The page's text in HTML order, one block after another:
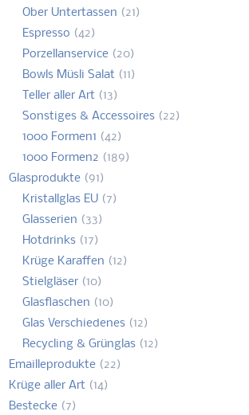
Ober Untertassen (21)
Espresso (42)
Porzellanservice (20)
Bowls Müsli Salat (11)
Teller aller Art (13)
Sonstiges & Accessoires (22)
1000 Formen1 (42)
1000 Formen2 (189)
Glasprodukte (91)
Kristallglas EU (7)
Glasserien (33)
Hotdrinks (17)
Krüge Karaffen (12)
Stielgläser (10)
Glasflaschen (10)
Glas Verschiedenes (12)
Recycling & Grünglas (12)
Emailleprodukte (22)
Krüge aller Art (14)
Bestecke (7)